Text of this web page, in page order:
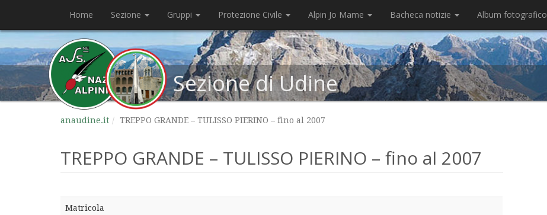
Home Sezione Gruppi Protezione Civile Alpin Jo Mame Bacheca notizie Album fotografico
Sezione di Udine
anaudine.it TREPPO GRANDE – TULISSO PIERINO – fino al 2007
TREPPO GRANDE – TULISSO PIERINO – fino al 2007
Matricola